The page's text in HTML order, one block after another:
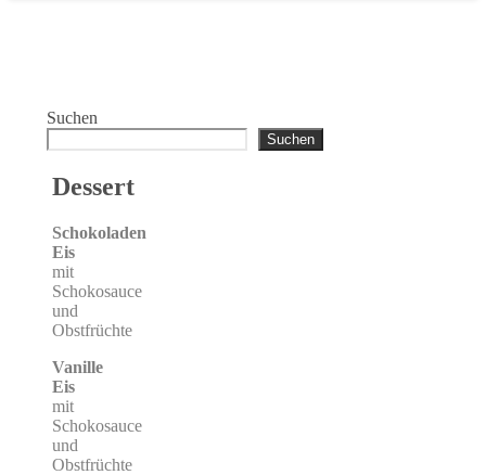
Suchen
Suchen
Dessert
Schokoladen
Eis
mit
Schokosauce
und
Obstfrüchte
Vanille
Eis
mit
Schokosauce
und
Obstfrüchte